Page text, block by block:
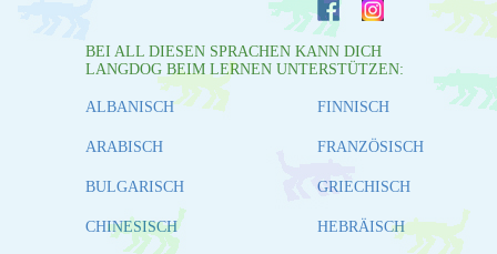
BEI ALL DIESEN SPRACHEN KANN DICH
LANGDOG BEIM LERNEN UNTERSTÜTZEN:
ALBANISCH
ARABISCH
BULGARISCH
CHINESISCH
FINNISCH
FRANZÖSISCH
GRIECHISCH
HEBRÄISCH